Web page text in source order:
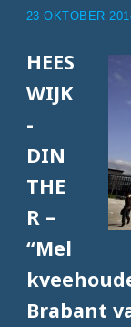
23 OKTOBER
HEES
WIJK
-
DIN
THE
R –
“Mel
Brabant